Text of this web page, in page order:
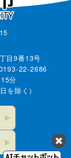
目9番13号
22-2686
分
を除く）